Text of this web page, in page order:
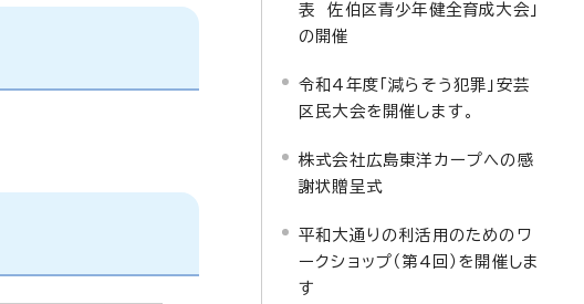
表 佐伯区青少年健全育成大会」
の開催
令和4年度「減らそう犯罪」安芸
区民大会を開催します。
株式会社広島東洋カープへの感
謝状贈呈式
平和大通りの利活用のためのワ
ークショップ（第4回）を開催しま
す